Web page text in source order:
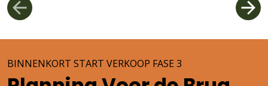
BINNENKORT START VERKOOP FASE 3